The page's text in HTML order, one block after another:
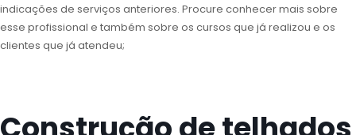
indicações de serviços anteriores. Procure conhecer mais sobre
esse profissional e também sobre os cursos que já realizou e os
clientes que já atendeu;